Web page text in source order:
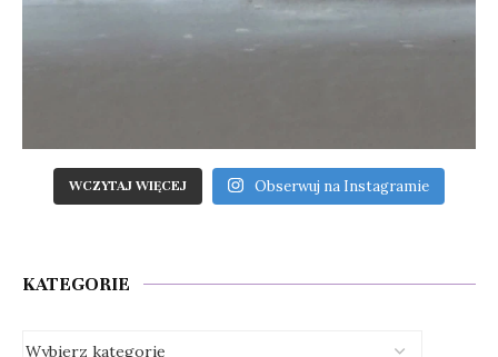
WCZYTAJ WIĘCEJ Obserwuj na Instagramie
KATEGORIE